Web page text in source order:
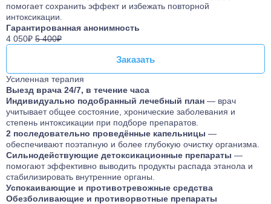
помогает сохранить эффект и избежать повторной
интоксикации.
Гарантированная анонимность
4 050₽ 5 400₽
Заказать
Заказать
Усиленная терапия
Выезд врача 24/7, в течение часа
Индивидуально подобранный лечебный план — врач
учитывает общее состояние, хронические заболевания и
степень интоксикации при подборе препаратов.
2 последовательно проведённые капельницы —
обеспечивают поэтапную и более глубокую очистку организма.
Сильнодействующие детоксикационные препараты —
помогают эффективно выводить продукты распада этанола и
стабилизировать внутренние органы.
Успокаивающие и противотревожные средства
Обезболивающие и противорвотные препараты